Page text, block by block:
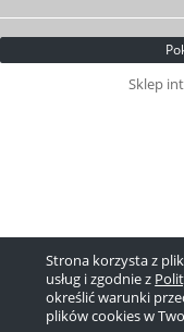
Strona korzysta z
usług i zgodnie z
określić warunki
plików cookies w
Sklep